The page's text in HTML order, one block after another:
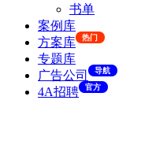
书单
案例库
方案库
热门
专题库
广告公司
导航
4A招聘 官方